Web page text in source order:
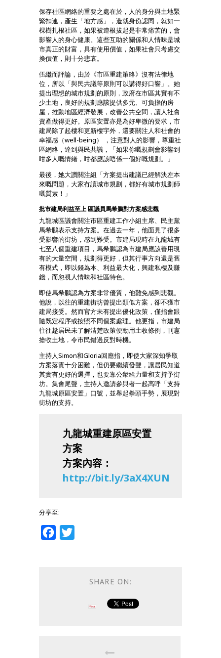
保存社區網絡的重要之處在於，人的身分與土地緊
緊扣連，產生「地方感」，造就身份認同，就如一
棵樹扎根社區，如果被連根拔起是非常痛苦的，會
影響人的身心健康。這些互助的關係和人情味是城
市真正的財富，具有使用價值，如果社會只考慮交
換價值，則十分悲哀。
伍繼而評論，由於《市區重建策略》沒有法律地
位，所以「與民共議等原則可以講得好口響」。她
提出理想的城市規劃的原則，政府在市區其實有不
少土地，良好的規劃應該提供多元、可負擔的房
屋，推動地區經濟發展，改善公共空間，讓人社會
資產做得更好。原區安置亦是為好卑微的要求，市
建局除了起樓和更新樓宇外，還要關注人和社會的
幸福感（well-being） ，注意對人的影響，尊重社
區網絡，達到與民共議，「如果你嘅規劃會影響到
咁多人嘅情緒，咁都應該唔係一個好嘅規劃。」
最後，她大讚關注組「方案提出建議已經解決左本
來嘅問題，大家冇讀城市規劃，都好有城市規劃師
嘅質素！」
批市建局利益至上 區議員馬希鵬對方案感悲觀
九龍城區議會關注市區重建工作小組主席、民主黨
馬希鵬表示支持方案。在過去一年，他面見了很多
受影響的街坊，感到難受。市建局現時在九龍城有
七至八個重建項目，馬希鵬認為市建局應該善用現
有的大量空間，規劃得更好，但其行事方向還是舊
有模式，即以錢為本、利益最大化，興建私樓及賺
錢，而忽視人情味和社區特色。
即使馬希鵬認為方案非常優質，他難免感到悲觀。
他說，以往的重建街坊曾提出類似方案，卻不獲市
建局接受。然而官方未有提出優化政策，僅指會跟
隨既定程序或按照不同個案處理。他更指，市建局
往往趁居民未了解清楚政策便動用土收條例，刊憲
搶收土地，令市民錯過反對時機。
主持人Simon和Gloria回應指，即使大家深知爭取
方案落實十分困難，但仍要繼續發聲，讓居民知道
其實有更好的選擇，也要靠公衆給力量和支持予街
坊。集會尾聲，主持人邀請參與者一起高呼「支持
九龍城原區安置」口號，並舉起拳頭手勢，展現對
街坊的支持。
九龍城重建原區安置
方案
方案內容：
http://bit.ly/3aX4XUN
分享至:
Facebook
SHARE ON: